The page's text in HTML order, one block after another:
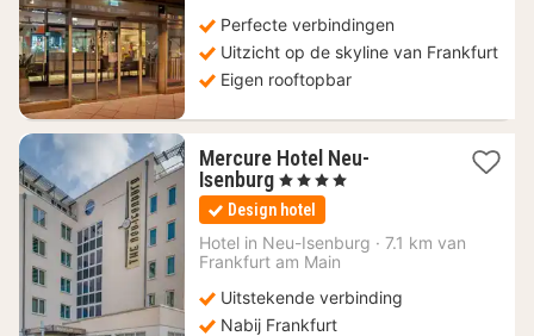
Perfecte verbindingen
Uitzicht op de skyline van Frankfurt
Eigen rooftopbar
Mercure Hotel Neu-
Isenburg 1
nacht
vanaf
88,50
€
, 4 Sterren
Design hotel
Hotel in Neu-Isenburg · 7.1 km van
Frankfurt am Main
Uitstekende verbinding
Nabij Frankfurt